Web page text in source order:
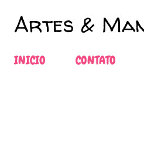
Artes &
INICIO CONTATO